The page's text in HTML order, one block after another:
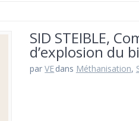
SID STEIBLE,
d’explosion du
parVEdans Méthanisation,